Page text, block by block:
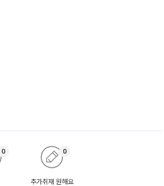
0
추가취재 원해요
0